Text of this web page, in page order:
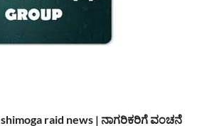
shimoga raid news | ನಾಗರಿಕರಿಗೆ ವಂಚನೆ